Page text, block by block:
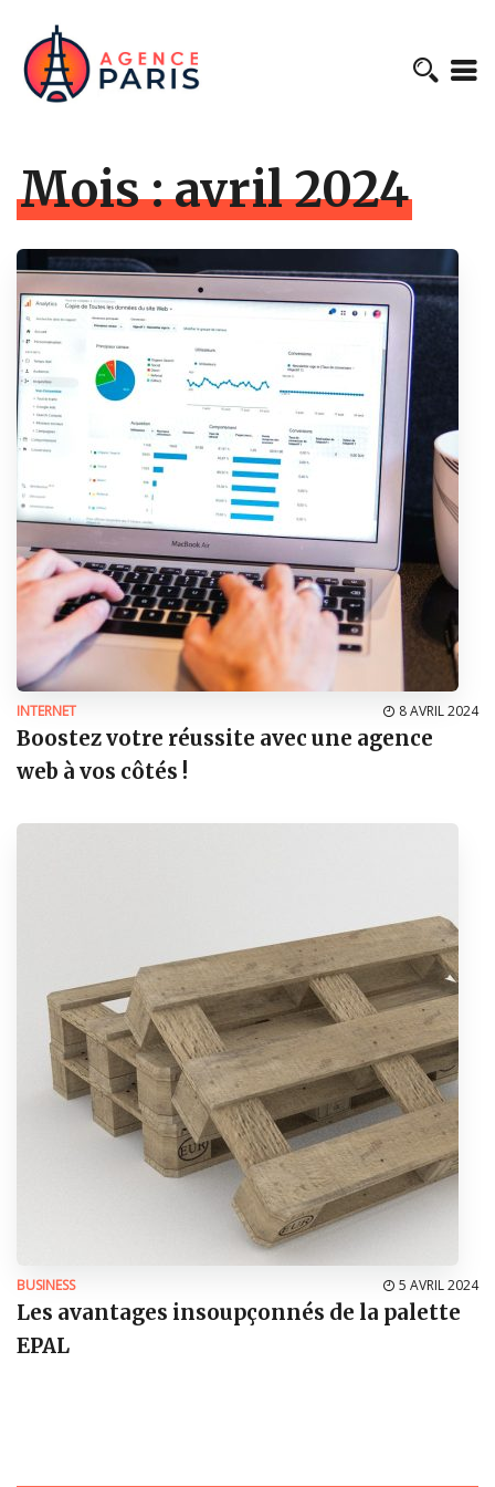
Mois :avril 2024
INTERNET 8 AVRIL 2024
Boostez votre réussite avec une agence
web à vos côtés !
BUSINESS 5 AVRIL 2024
Les avantages insoupçonnés de la palette
EPAL